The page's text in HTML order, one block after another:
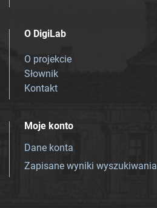
O DigiLab
O projekcie
Słownik
Kontakt
Moje konto
Dane konta
Zapisane wyniki wyszukiwania